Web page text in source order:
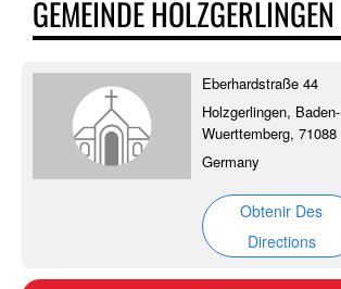
GEMEINDE HOLZGERLINGEN
Eberhardstraße 44
Holzgerlingen, Baden-
Wuerttemberg, 71088
Germany
Obtenir Des
Directions